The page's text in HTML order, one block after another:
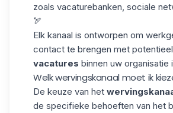
zoals vacaturebanken, sociale
🏹
Elk kanaal is ontworpen om
contact te brengen met
vacatures binnen uw organisatie
Welk wervingskanaal moet ik
De keuze van het
de specifieke behoeften van het